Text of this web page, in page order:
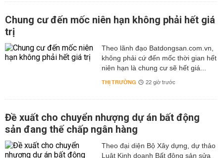
Chung cư đến mốc niên hạn không phải hết giá
trị
Theo lãnh đạo Batdongsan.com.vn,
không phải cứ đến mốc thời gian hết
niên hạn là chung cư sẽ hết giá...
THỊ TRƯỜNG 22 giờ trước
Đề xuất cho chuyển nhượng dự án bất động
sản đang thế chấp ngân hàng
Theo đại diện Bộ Xây dựng, dự thảo
Luật Kinh doanh Bất động sản sửa